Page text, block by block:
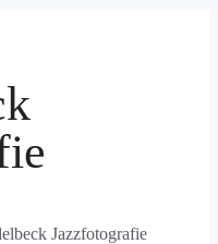
Jazzfotografie